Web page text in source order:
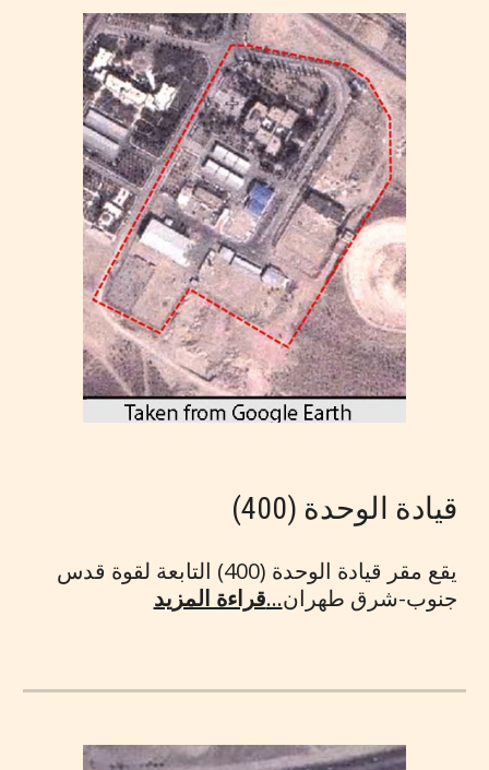
قيادة الوحدة (400)
يقع مقر قيادة الوحدة (400) التابعة لقوة قدس
جنوب-شرق طهران...قراءة المزيد